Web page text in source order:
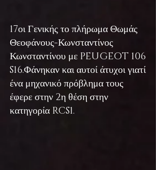
17οι Γενικής το πλήρωμα Θωμάς
Θεοφάνους-Κωνσταντίνος
Κωνσταντίνου με PEUGEOT 106
S16.Φάνηκαν και αυτοί άτυχοι γιατί
ένα μηχανικό πρόβλημα τους
έφερε στην 2η θέση στην
κατηγορία RCS1.